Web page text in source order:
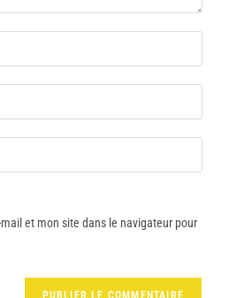
et mon site dans le navigateur pour